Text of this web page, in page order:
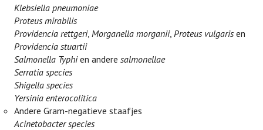
Klebsiella pneumoniae
Proteus mirabilis
Providencia rettgeri,Morganella morganii,Proteus vulgaris en
Providencia stuartii
Salmonella Typhien anderesalmonellae
Serratia species
Shigella species
Yersinia enterocolitica
Andere Gram-negatieve staafjes
Acinetobacter species